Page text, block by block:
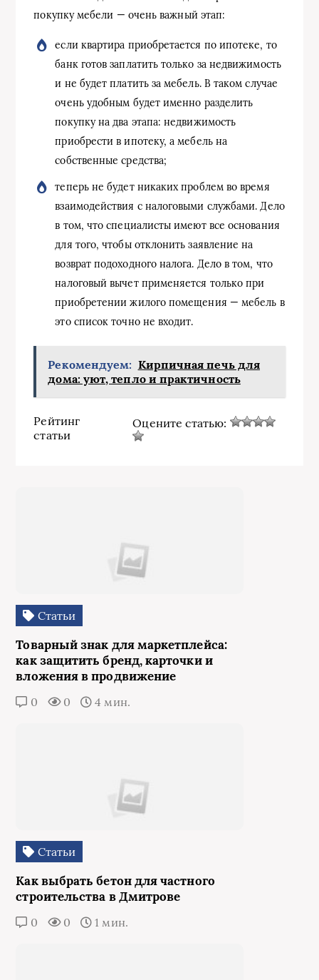
покупку мебели — очень важный этап:
если квартира приобретается по ипотеке, то
банк готов заплатить только за недвижимость
и не будет платить за мебель. В таком случае
очень удобным будет именно разделить
покупку на два этапа: недвижимость
приобрести в ипотеку, а мебель на
собственные средства;
теперь не будет никаких проблем во время
взаимодействия с налоговыми службами. Дело
в том, что специалисты имеют все основания
для того, чтобы отклонить заявление на
возврат подоходного налога. Дело в том, что
налоговый вычет применяется только при
приобретении жилого помещения — мебель в
это список точно не входит.
Рекомендуем: Кирпичная печь для
дома: уют, тепло и практичность
Рейтинг
статьи
Оцените статью:
Статьи
Товарный знак для маркетплейса:
как защитить бренд, карточки и
вложения в продвижение
0 0 4 мин.
Статьи
Как выбрать бетон для частного
строительства в Дмитрове
0 0 1 мин.